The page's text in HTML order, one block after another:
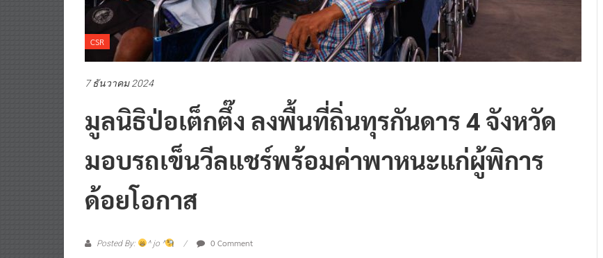
CSR
7 ธันวาคม 2024
มูลนิธิป่อเต็กตึ๊ง ลงพื้นที่ถิ่นทุรกันดาร 4 จังหวัด
มอบรถเข็นวีลแชร์พร้อมค่าพาหนะแก่ผู้พิการ
ด้อยโอกาส
Posted By: ^ jo ^ 0 Comment